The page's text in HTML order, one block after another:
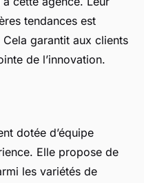
tendances est
garantit aux clients
de l’innovation.
dotée d’équipe
Elle propose de
les variétés de